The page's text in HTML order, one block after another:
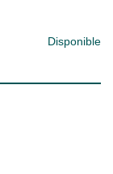
Disponible